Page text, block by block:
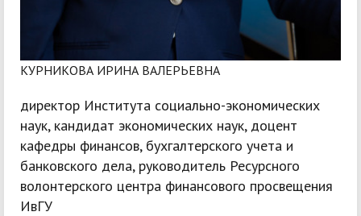
КУРНИКОВА ИРИНА ВАЛЕРЬЕВНА
директор Института социально-экономических
наук, кандидат экономических наук, доцент
кафедры финансов, бухгалтерского учета и
банковского дела, руководитель Ресурсного
волонтерского центра финансового просвещения
ИвГУ